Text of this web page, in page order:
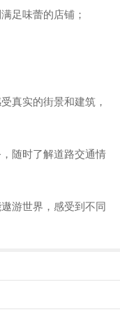
足味蕾的店铺；
真实的街景和建筑，
随时了解道路交通情
游世界，感受到不同